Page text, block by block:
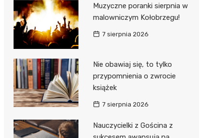
Muzyczne poranki sierpnia w
malowniczym Kołobrzegu!
7 sierpnia 2026
Nie obawiaj się, to tylko
przypomnienia o zwrocie
książek
7 sierpnia 2026
Nauczycielki z Gościna z